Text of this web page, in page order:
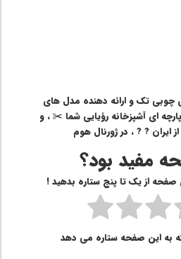
چوبی تک و ارائه دهنده مدل های
ای آشپزخانه رؤیایی شما ✂️ ، و
ایران ? ? ، در ژورنال هوم
مفید بود؟
صفحه از یک تا پنج ستاره بدهید !
به این صفحه ستاره می دهد